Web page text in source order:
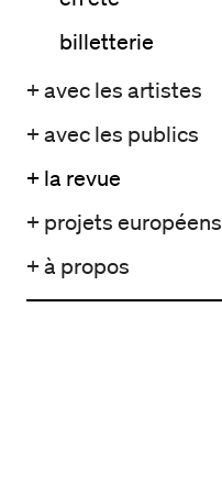
billetterie
+ avec les artistes
+ avec les publics
+ la revue
+ projets européens
+ à propos